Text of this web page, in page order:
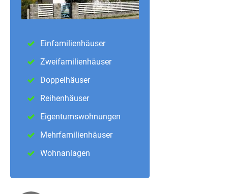
Einfamilienhäuser
Zweifamilienhäuser
Doppelhäuser
Reihenhäuser
Eigentumswohnungen
Mehrfamilienhäuser
Wohnanlagen